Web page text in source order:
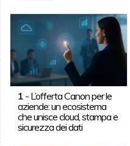
1- L’offerta Canon per le
aziende: un ecosistema
che unisce cloud, stampa e
sicurezza dei dati